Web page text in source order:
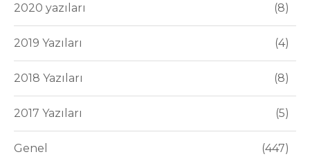
2020 yazıları 8
2019 Yazıları 4
2018 Yazıları 8
2017 Yazıları 5
Genel 447